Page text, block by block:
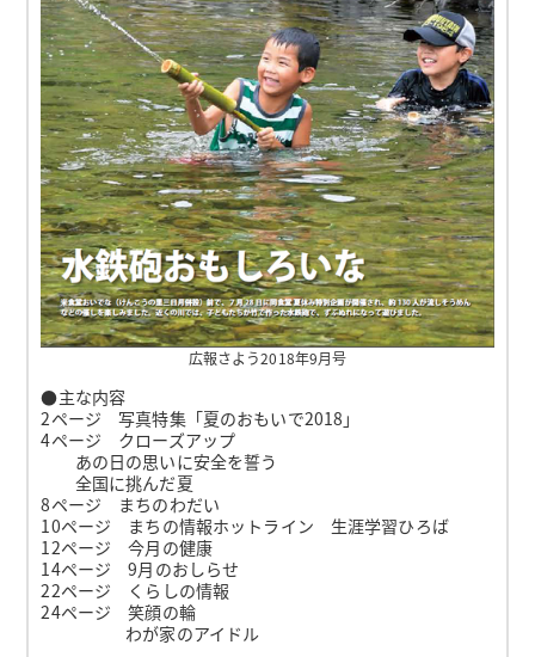
広報さよう2018年9月号
●主な内容
2ページ 写真特集「夏のおもいで2018」
4ページ クローズアップ
あの日の思いに安全を誓う
全国に挑んだ夏
8ページ まちのわだい
10ページ まちの情報ホットライン 生涯学習ひろば
12ページ 今月の健康
14ページ 9月のおしらせ
22ページ くらしの情報
24ページ 笑顔の輪
わが家のアイドル